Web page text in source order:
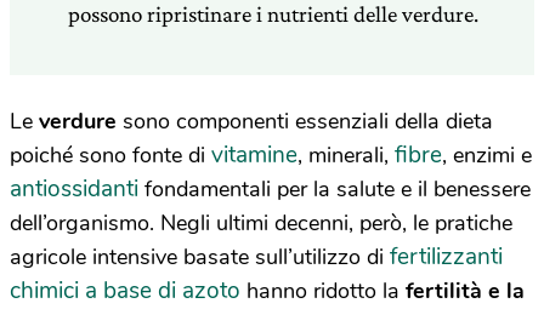
possono ripristinare i nutrienti delle verdure.
Le verdure sono componenti essenziali della dieta
poiché sono fonte di vitamine, minerali, fibre, enzimi e
antiossidanti fondamentali per la salute e il benessere
dell’organismo. Negli ultimi decenni, però, le pratiche
agricole intensive basate sull’utilizzo di fertilizzanti
chimici a base di azoto hanno ridotto la fertilità e la